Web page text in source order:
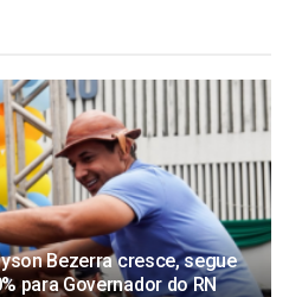
Bezerra cresce, segue
para Governador do RN